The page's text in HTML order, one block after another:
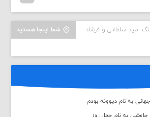
شما اینجا هستید امید سلطانی و فرشاد
به نام دیوونه بودم